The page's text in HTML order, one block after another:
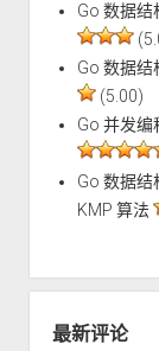
Go 数据结
Go 数据结
(5.00)
Go 并发编
Go 数据结
KMP 算法
最新评论